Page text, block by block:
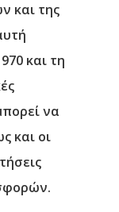
και της
και τη
να
και οι